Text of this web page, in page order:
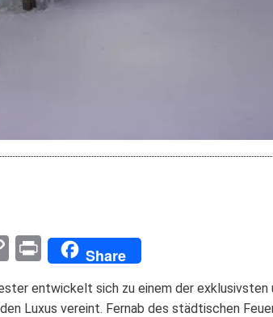
Copy
Link
PrintShare
entwickelt sich zu einem der
Luxus vereint. Fernab des städtischen